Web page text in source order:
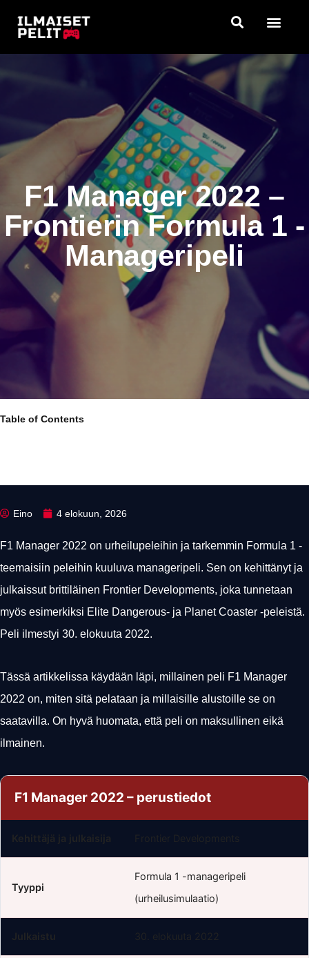
Siirry
suoraan
F1 Manager 2022 –
Frontierin Formula 1 -
Manageripeli
Table of Contents
Eino 4 elokuun, 2026
F1 Manager 2022 on urheilupeleihin ja tarkemmin Formula 1 -
teemaisiin peleihin kuuluva manageripeli. Sen on kehittänyt ja
julkaissut brittiläinen Frontier Developments, joka tunnetaan
myös esimerkiksi Elite Dangerous- ja Planet Coaster -peleistä.
Peli ilmestyi 30. elokuuta 2022.
Tässä artikkelissa käydään läpi, millainen peli F1 Manager
2022 on, miten sitä pelataan ja millaisille alustoille se on
saatavilla. On hyvä huomata, että peli on maksullinen eikä
ilmainen.
F1 Manager 2022 – perustiedot
Kehittäjä ja julkaisija Frontier Developments
Tyyppi
Formula 1 -manageripeli
(urheilusimulaatio)
Julkaistu 30. elokuuta 2022